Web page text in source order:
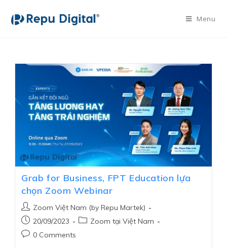
Menu
Grab for Business, FPT Education lựa
chọn Zoom Webinar
Zoom Việt Nam (by Repu Martek)
20/09/2023
Zoom tại Việt Nam
0 Comments